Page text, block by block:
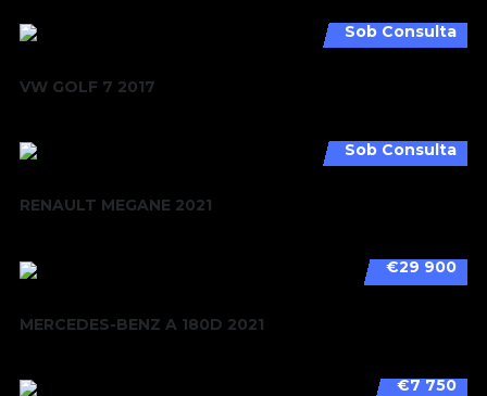
Sob Consulta
VW GOLF 7 2017
Sob Consulta
RENAULT MEGANE 2021
€29 900
MERCEDES-BENZ A 180D 2021
€7 750